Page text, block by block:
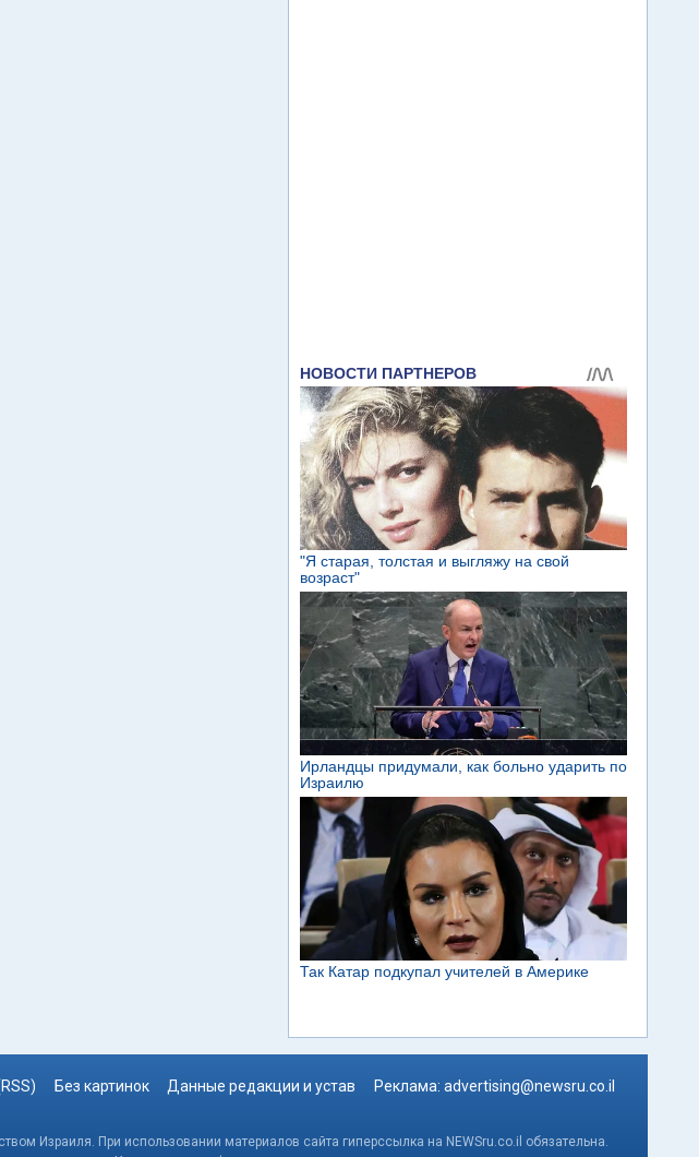
Без картинок Данные редакции и устав Реклама: advertising@newsru.co.il
Израиля. При использовании материалов сайта гиперссылка на NEWSru.co.il обязательна.